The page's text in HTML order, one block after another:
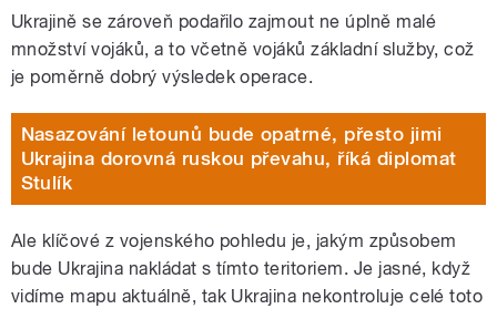
Ukrajině se zároveň podařilo zajmout ne úplně malé
množství vojáků, a to včetně vojáků základní služby, což
je poměrně dobrý výsledek operace.
Nasazování letounů bude opatrné, přesto jimi
Ukrajina dorovná ruskou převahu, říká diplomat
Stulík
Ale klíčové z vojenského pohledu je, jakým způsobem
bude Ukrajina nakládat s tímto teritoriem. Je jasné, když
vidíme mapu aktuálně, tak Ukrajina nekontroluje celé toto